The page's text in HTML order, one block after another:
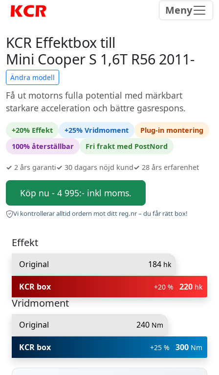
Meny
KCR Effektbox till
Mini Cooper S 1,6T R56 2011-
Ändra modell
Få ut motorns fulla potential med märkbart
starkare acceleration och bättre gasrespons.
+20% Effekt +25% Vridmoment
Plug-in montering
100% återställbar
Fri frakt med PostNord
✓ 2 års garanti✓ 30 dagars nöjd kund✓ 28 års erfarenhet
Köp nu - 4 995:- inkl moms.
Vi kontrollerar alltid ordern mot ditt reg.nr – du får rätt box!
Effekt
Original 184 hk
KCR box +20 % 220 hk
Vridmoment
Original 240 Nm
KCR box +25 % 300 Nm